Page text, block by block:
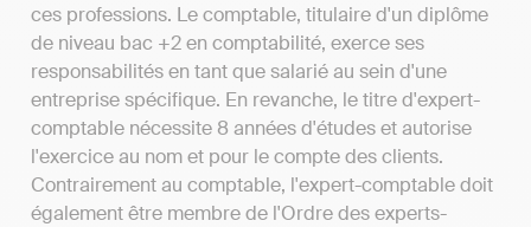
ces professions. Le comptable, titulaire d'un diplôme
de niveau bac +2 en comptabilité, exerce ses
responsabilités en tant que salarié au sein d'une
entreprise spécifique. En revanche, le titre d'expert-
comptable nécessite 8 années d'études et autorise
l'exercice au nom et pour le compte des clients.
Contrairement au comptable, l'expert-comptable doit
également être membre de l'Ordre des experts-